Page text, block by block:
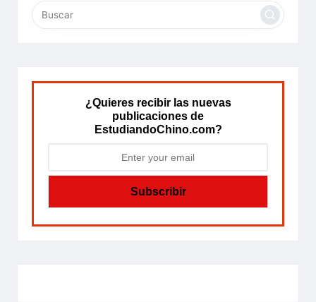
¿Quieres recibir las nuevas
publicaciones de
EstudiandoChino.com?